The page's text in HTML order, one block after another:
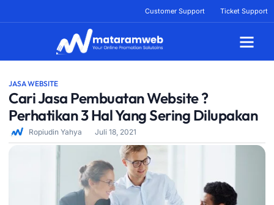
Customer Support Ticket Support
JASA WEBSITE
Cari Jasa Pembuatan Website ?
Perhatikan 3 Hal Yang Sering Dilupakan
Ropiudin Yahya Juli 18, 2021